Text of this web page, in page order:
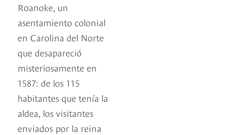
Roanoke, un
asentamiento colonial
en Carolina del Norte
que desapareció
misteriosamente en
1587: de los 115
habitantes que tenía la
aldea, los visitantes
enviados por la reina